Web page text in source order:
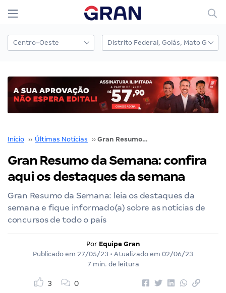
Início ›› Últimas Notícias ›› Gran Resumo da Semana: confira aqui os destaques da semana
Gran Resumo da Semana: confira
aqui os destaques da semana
Gran Resumo da Semana: leia os destaques da
semana e fique informado(a) sobre as notícias de
concursos de todo o país
Por Equipe Gran
Publicado em 27/05/23 • Atualizado em 02/06/23
7 min. de leitura
3 0